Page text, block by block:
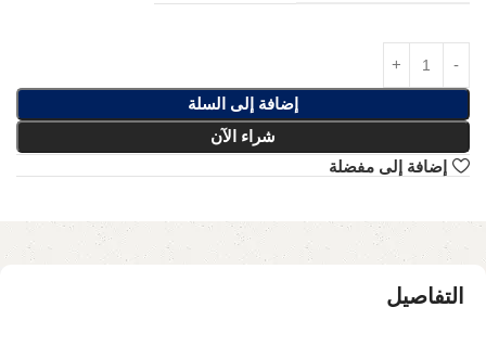
إضافة إلى السلة
شراء الآن
إضافة إلى مفضلة
التفاصيل